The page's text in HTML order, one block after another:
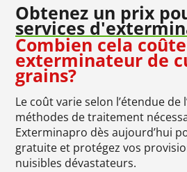
Obtenez un prix
services
Combien cela
exterminateur de
grains?
Le coût varie selon l’étendue de
méthodes de traitement
Exterminapro dès aujourd’hui
gratuite et protégez vos
nuisibles dévastateurs.